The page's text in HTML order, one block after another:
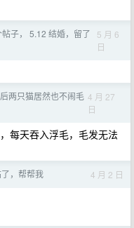
子， 5.12 结婚，留了
5 月 6
日
两只猫居然也不闹毛 4 月 27
日
每天吞入浮毛，毛发无法
，帮帮我 4 月 2 日